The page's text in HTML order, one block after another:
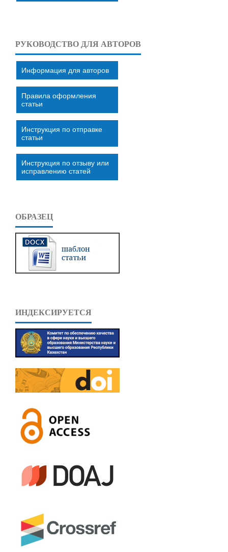
РУКОВОДСТВО ДЛЯ АВТОРОВ
Информация для авторов
Правила оформления
статьи
Инструкция по отправке
статьи
Инструкция по отзыву или
исправлению статей
ОБРАЗЕЦ
ИНДЕКСИРУЕТСЯ